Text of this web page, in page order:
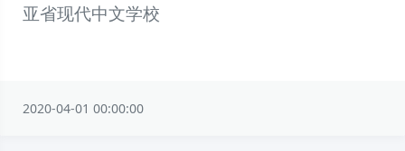
亚省现代中文学校
2020-04-01 00:00:00